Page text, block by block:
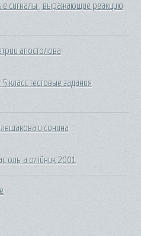
сигналы , выражающие реакцию
апостолова
класс тестовые задания
и сонина
ольга олійник 2001